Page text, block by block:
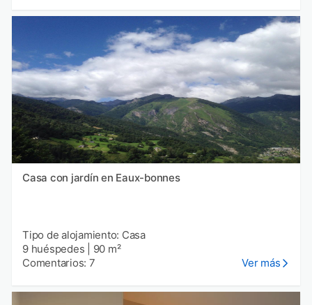
Casa con jardín en Eaux-bonnes
Tipo de alojamiento: Casa
9 huéspedes
90 m²
Comentarios: 7
Ver más